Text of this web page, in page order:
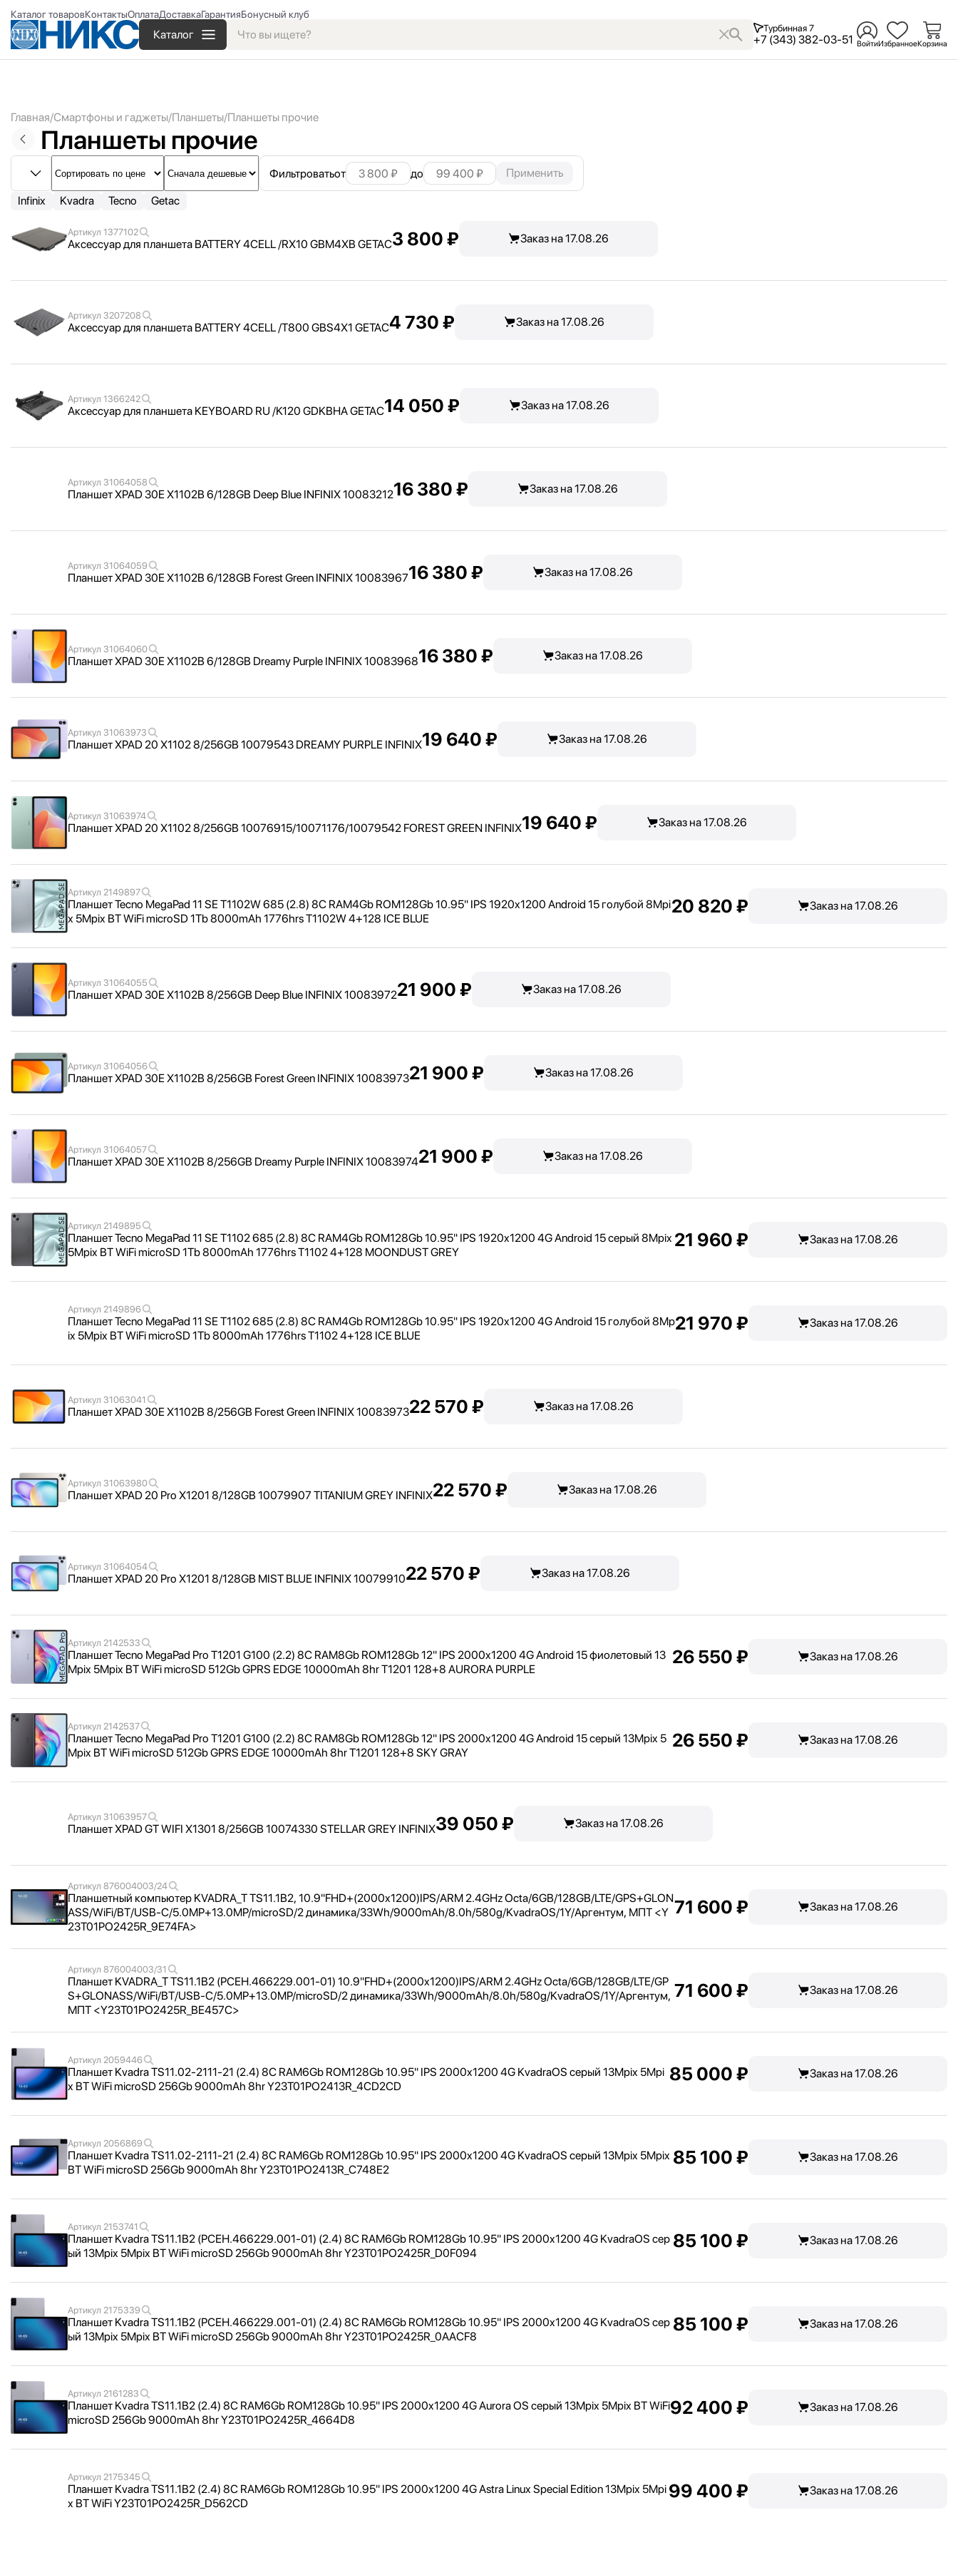
Каталог товаровКонтактыОплатаДоставкаГарантияБонусный клуб
Каталог Турбинная 7
+7 (343) 382-03-51 ВойтиИзбранноеКорзина
Главная Смартфоны и гаджеты Планшеты Планшеты прочие
Планшеты прочие
Фильтроватьот до Применить
Infinix Kvadra Tecno Getac
Артикул 1377102
Аксессуар для планшета BATTERY 4CELL /RX10 GBM4XB GETAC3 800 ₽ Заказ на 17.08.26
Артикул 3207208
Аксессуар для планшета BATTERY 4CELL /T800 GBS4X1 GETAC4 730 ₽ Заказ на 17.08.26
Артикул 1366242
Аксессуар для планшета KEYBOARD RU /K120 GDKBHA GETAC14 050 ₽ Заказ на 17.08.26
Артикул 31064058
Планшет XPAD 30E X1102B 6/128GB Deep Blue INFINIX 1008321216 380 ₽ Заказ на 17.08.26
Артикул 31064059
Планшет XPAD 30E X1102B 6/128GB Forest Green INFINIX 1008396716 380 ₽ Заказ на 17.08.26
Артикул 31064060
Планшет XPAD 30E X1102B 6/128GB Dreamy Purple INFINIX 1008396816 380 ₽ Заказ на 17.08.26
Артикул 31063973
Планшет XPAD 20 X1102 8/256GB 10079543 DREAMY PURPLE INFINIX19 640 ₽ Заказ на 17.08.26
Артикул 31063974
Планшет XPAD 20 X1102 8/256GB 10076915/10071176/10079542 FOREST GREEN INFINIX19 640 ₽ Заказ на 17.08.26
Артикул 2149897
Планшет Tecno MegaPad 11 SE T1102W 685 (2.8) 8C RAM4Gb ROM128Gb 10.95" IPS 1920x1200 Android 15 голубой 8Mpi
x 5Mpix BT WiFi microSD 1Tb 8000mAh 1776hrs T1102W 4+128 ICE BLUE
20 820 ₽ Заказ на 17.08.26
Артикул 31064055
Планшет XPAD 30E X1102B 8/256GB Deep Blue INFINIX 1008397221 900 ₽ Заказ на 17.08.26
Артикул 31064056
Планшет XPAD 30E X1102B 8/256GB Forest Green INFINIX 1008397321 900 ₽ Заказ на 17.08.26
Артикул 31064057
Планшет XPAD 30E X1102B 8/256GB Dreamy Purple INFINIX 1008397421 900 ₽ Заказ на 17.08.26
Артикул 2149895
Планшет Tecno MegaPad 11 SE T1102 685 (2.8) 8C RAM4Gb ROM128Gb 10.95" IPS 1920x1200 4G Android 15 серый 8Mpix
5Mpix BT WiFi microSD 1Tb 8000mAh 1776hrs T1102 4+128 MOONDUST GREY
21 960 ₽ Заказ на 17.08.26
Артикул 2149896
Планшет Tecno MegaPad 11 SE T1102 685 (2.8) 8C RAM4Gb ROM128Gb 10.95" IPS 1920x1200 4G Android 15 голубой 8Mp
ix 5Mpix BT WiFi microSD 1Tb 8000mAh 1776hrs T1102 4+128 ICE BLUE
21 970 ₽ Заказ на 17.08.26
Артикул 31063041
Планшет XPAD 30E X1102B 8/256GB Forest Green INFINIX 1008397322 570 ₽ Заказ на 17.08.26
Артикул 31063980
Планшет XPAD 20 Pro X1201 8/128GB 10079907 TITANIUM GREY INFINIX22 570 ₽ Заказ на 17.08.26
Артикул 31064054
Планшет XPAD 20 Pro X1201 8/128GB MIST BLUE INFINIX 1007991022 570 ₽ Заказ на 17.08.26
Артикул 2142533
Планшет Tecno MegaPad Pro T1201 G100 (2.2) 8C RAM8Gb ROM128Gb 12" IPS 2000x1200 4G Android 15 фиолетовый 13
Mpix 5Mpix BT WiFi microSD 512Gb GPRS EDGE 10000mAh 8hr T1201 128+8 AURORA PURPLE
26 550 ₽ Заказ на 17.08.26
Артикул 2142537
Планшет Tecno MegaPad Pro T1201 G100 (2.2) 8C RAM8Gb ROM128Gb 12" IPS 2000x1200 4G Android 15 серый 13Mpix 5
Mpix BT WiFi microSD 512Gb GPRS EDGE 10000mAh 8hr T1201 128+8 SKY GRAY
26 550 ₽ Заказ на 17.08.26
Артикул 31063957
Планшет XPAD GT WIFI X1301 8/256GB 10074330 STELLAR GREY INFINIX39 050 ₽ Заказ на 17.08.26
Артикул 876004003/24
Планшетный компьютер KVADRA_ T TS11.1B2, 10.9"FHD+(2000x1200)IPS/ARM 2.4GHz Octa/6GB/128GB/LTE/GPS+GLON
ASS/WiFi/BT/USB-C/5.0MP+13.0MP/microSD/2 динамика/33Wh/9000mAh/8.0h/580g/KvadraOS/1Y/Аргентум, МПТ <Y
23T01PO2425R_ 9E74FA>
71 600 ₽ Заказ на 17.08.26
Артикул 876004003/31
Планшет KVADRA_ T TS11.1B2 (РСЕН.466229.001-01) 10.9"FHD+(2000x1200)IPS/ARM 2.4GHz Octa/6GB/128GB/LTE/GP
S+GLONASS/WiFi/BT/USB-C/5.0MP+13.0MP/microSD/2 динамика/33Wh/9000mAh/8.0h/580g/KvadraOS/1Y/Аргентум,
МПТ <Y23T01PO2425R_ BE457C>
71 600 ₽ Заказ на 17.08.26
Артикул 2059446
Планшет Kvadra TS11.02-2111-21 (2.4) 8C RAM6Gb ROM128Gb 10.95" IPS 2000x1200 4G KvadraOS серый 13Mpix 5Mpi
x BT WiFi microSD 256Gb 9000mAh 8hr Y23T01PO2413R_ 4CD2CD
85 000 ₽ Заказ на 17.08.26
Артикул 2056869
Планшет Kvadra TS11.02-2111-21 (2.4) 8C RAM6Gb ROM128Gb 10.95" IPS 2000x1200 4G KvadraOS серый 13Mpix 5Mpix
BT WiFi microSD 256Gb 9000mAh 8hr Y23T01PO2413R_ C748E2
85 100 ₽ Заказ на 17.08.26
Артикул 2153741
Планшет Kvadra TS11.1B2 (РСЕН.466229.001-01) (2.4) 8C RAM6Gb ROM128Gb 10.95" IPS 2000x1200 4G KvadraOS сер
ый 13Mpix 5Mpix BT WiFi microSD 256Gb 9000mAh 8hr Y23T01PO2425R_ D0F094
85 100 ₽ Заказ на 17.08.26
Артикул 2175339
Планшет Kvadra TS11.1B2 (РСЕН.466229.001-01) (2.4) 8C RAM6Gb ROM128Gb 10.95" IPS 2000x1200 4G KvadraOS сер
ый 13Mpix 5Mpix BT WiFi microSD 256Gb 9000mAh 8hr Y23T01PO2425R_ 0AACF8
85 100 ₽ Заказ на 17.08.26
Артикул 2161283
Планшет Kvadra TS11.1B2 (2.4) 8C RAM6Gb ROM128Gb 10.95" IPS 2000x1200 4G Aurora OS серый 13Mpix 5Mpix BT WiFi
microSD 256Gb 9000mAh 8hr Y23T01PO2425R_ 4664D8
92 400 ₽ Заказ на 17.08.26
Артикул 2175345
Планшет Kvadra TS11.1B2 (2.4) 8C RAM6Gb ROM128Gb 10.95" IPS 2000x1200 4G Astra Linux Special Edition 13Mpix 5Mpi
x BT WiFi Y23T01PO2425R_ D562CD
99 400 ₽ Заказ на 17.08.26